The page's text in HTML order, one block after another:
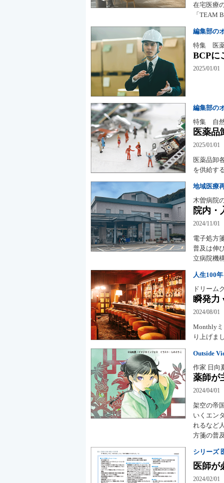
在宅医療
「TEAM
編集部の
特集 医
BCPに
2025/01/01
編集部の
特集 自
医薬
2025/01/01
医薬品卸
を供給す
地域医療
木曽病院
院内・
2024/11/01
電子処方
普及は伸
立病院機
人生100
ドリーム
瞬発力
2024/08/01
Monthly
り上げま
Outside
作家 日向
薬師が
2024/04/01
架空の帝
いくエン
れるなど
方箋の普
シリーズ
医師が
2024/02/01